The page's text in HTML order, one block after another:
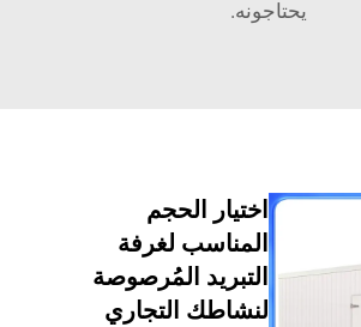
اختيار الحجم
المناسب لغرفة
التبريد المُرصوصة
لنشاطك التجاري